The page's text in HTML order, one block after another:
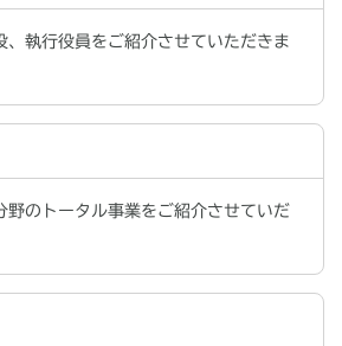
、執行役員をご紹介させていただきま
野のトータル事業をご紹介させていだ